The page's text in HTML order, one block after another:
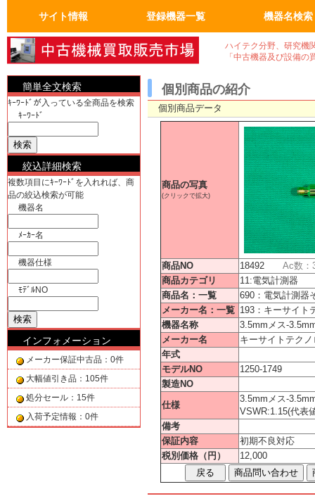
サイト情報
トップページ
FAQ：よくある質問
人気の商品
会員ページ
運営会社概要
登録機器一覧
真空機器・真空ポンプ 真空機器
真空ポンプ
真空コンポーネント
試験・検査機
洗浄、クリーニンク゛
加熱機、冷却機
分析機器
計測、計量機・顕微鏡 計測、計量機
顕微鏡
汎用理化学機器
電気計測器・光学関連 電気計測器
光学関連
物流、包装、保管
成形、樹脂、フィルム
クリーンルーム関係
電気機器、部品
工作機械、加工機
ユーティリティ機器
半導体・実装機器関連 半導体関連
実装機器関連
バイオ関連
OA事務什器・その他 OA事務什器
その他
機器名検索
ハイテク分野、研究機
「中古機器及び設備
簡単全文検索
ｷｰﾜｰﾄﾞが入っている全商品を検索
ｷｰﾜｰﾄﾞ
絞込詳細検索
複数項目にｷｰﾜｰﾄﾞを入れれば、商
品の絞込検索が可能
機器名
ﾒｰｶｰ名
機器仕様
ﾓﾃﾞﾙNO
インフォメーション
メーカー保証中古品：0件
大幅値引き品：105件
処分セール：15件
入荷予定情報：0件
個別商品の紹介
個別商品データ
商品の写真
(クリックで拡大)
商品NO 18492 Ac数：
商品カテゴリ
11:電気計測器
商品名：一覧
690：電気計測器
メーカー名：一覧 193：キーサイト
機器名称
3.5mmメス-
メーカー名
キーサイトテク
年式
モデルNO
1250-1749
製造NO
仕様
3.5mmメス-
VSWR:1.15(代表
備考
保証内容
初期不良対応
税別価格（円）
12,000